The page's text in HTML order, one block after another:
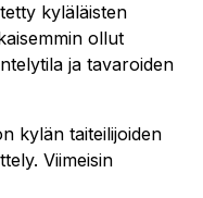
kyläläisten
ollut
ja tavaroiden
kylän taiteilijoiden
Viimeisin